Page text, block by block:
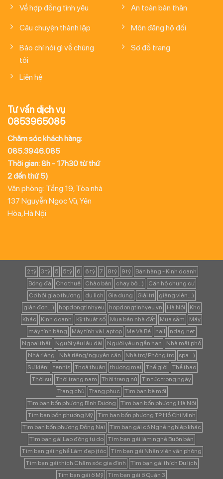
Về hợp đồng tình yêu
Câu chuyện thành lập
Báo chí nói gì về chúng
tôi
Liên hệ
An toàn bản thân
Môn đăng hộ đối
Sơ đồ trang
Tư vấn dịch vụ
0853965085
Chăm sóc khách hàng:
085.3946.085
Thời gian: 8h - 17h30 từ thứ
2 đến thứ 5)
Văn phòng: Tầng 19, Tòa nhà
137 Nguyễn Ngọc Vũ, Yên
Hòa, Hà Nội
2 tỷ 3 tỷ 5 5 tỷ 6 6 tỷ 7 8 tỷ 9 tỷ
Bán hàng - Kinh doanh
Bóng đá
Cho thuê Chào bán chạy bộ...)
Căn hộ chung cư
Cơ hội giao thương
du lịch Gia dụng Giải trí
giảng viên...)
giản đơn...)
hopdongtinhyeu hopdongtinhyeu.vn Hà Nội
Kho
Khác
Kinh doanh Kỹ thuật số Mua bán nhà đất Mua sắm
Máy
máy tính bảng
Máy tính và Laptop Mẹ Và Bé nail
ndag.net
Ngoại thất
Người yêu lâu dài Người yêu ngắn hạn
Nhà mặt phố
Nhà riêng
Nhà riêng/ nguyên căn Nhà trọ/ Phòng trọ
spa...)
Sự kiện:
tennis Thoả thuận thương mại Thế giới
Thể thao
Thời sự
Thời trang nam Thời trang nữ
Tin tức trong ngày
Trang chủ
Trang phục
Tìm bạn bè mới
Tìm bạn bốn phương Bình Dương
Tìm bạn bốn phương Hà Nội
Tìm bạn bốn phương Mỹ
Tìm bạn bốn phương TP Hồ Chí Minh
Tìm bạn bốn phương Đồng Nai
Tìm bạn gái có Nghề nghiệp khác
Tìm bạn gái Lao động tự do
Tìm bạn gái làm nghề Buôn bán
Tìm bạn gái nghề Làm đẹp (tóc
Tìm bạn gái Nhân viên văn phòng
Tìm bạn gái thích Chăm sóc gia đình
Tìm bạn gái thích Du lịch
Tìm bạn gái ở Mỹ
Tìm bạn gái ở Quận 3